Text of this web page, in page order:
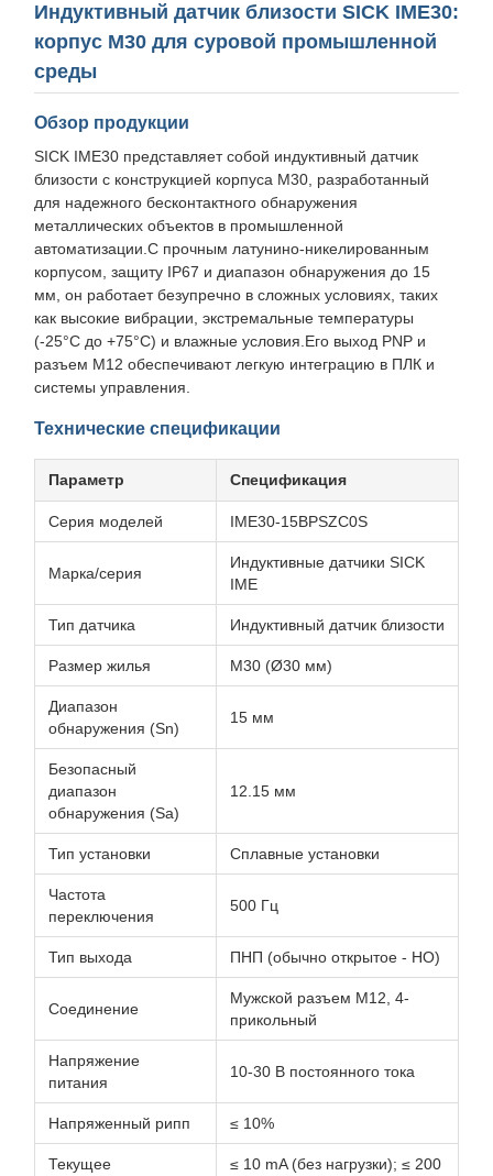
Индуктивный датчик близости SICK IME30:
корпус M30 для суровой промышленной
среды
Обзор продукции
SICK IME30 представляет собой индуктивный датчик
близости с конструкцией корпуса M30, разработанный
для надежного бесконтактного обнаружения
металлических объектов в промышленной
автоматизации.С прочным латунино-никелированным
корпусом, защиту IP67 и диапазон обнаружения до 15
мм, он работает безупречно в сложных условиях, таких
как высокие вибрации, экстремальные температуры
(-25°C до +75°C) и влажные условия.Его выход PNP и
разъем M12 обеспечивают легкую интеграцию в ПЛК и
системы управления.
Технические спецификации
Параметр Спецификация
Серия моделей IME30-15BPSZC0S
Марка/серия
Индуктивные датчики SICK
IME
Тип датчика Индуктивный датчик близости
Размер жилья M30 (Ø30 мм)
Диапазон
обнаружения (Sn)
15 мм
Безопасный
диапазон
обнаружения (Sa)
12.15 мм
Тип установки Сплавные установки
Частота
переключения
500 Гц
Тип выхода ПНП (обычно открытое - НО)
Соединение
Мужской разъем M12, 4-
прикольный
Напряжение
питания
10-30 В постоянного тока
Напряженный рипп ≤ 10%
Текущее ≤ 10 mA (без нагрузки); ≤ 200